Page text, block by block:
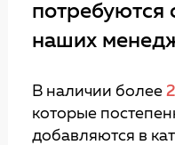
потребуются
наших
В наличии более
которые
добавляются в